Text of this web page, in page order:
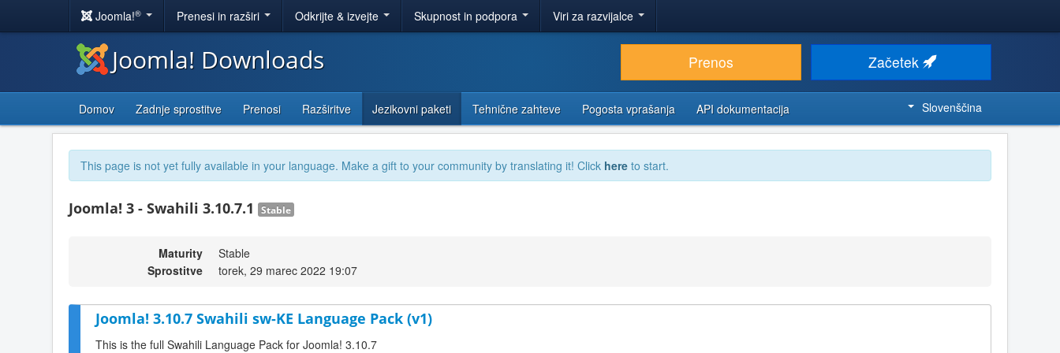
Joomla!® Prenesi in razširi Odkrijte & izvejte Skupnost in podpora Viri za razvijalce
Joomla! Downloads Prenos Začetek
Domov Zadnje sprostitve Prenosi Razširitve Jezikovni paketi Tehnične zahteve Pogosta vprašanja API dokumentacija Slovenščina
This page is not yet fully available in your language. Make a gift to your community by translating it! Click here to start.
Joomla! 3 - Swahili 3.10.7.1 Stable
Maturity
Stable
Sprostitve
torek, 29 marec 2022 19:07
Joomla! 3.10.7 Swahili sw-KE Language Pack (v1)
This is the full Swahili Language Pack for Joomla! 3.10.7